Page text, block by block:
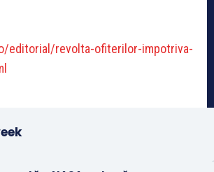
editorial/revolta-ofiterilor-impotriva-